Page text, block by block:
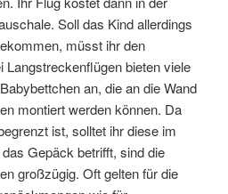
Soll das Kind allerdings
müsst ihr den
Langstreckenflügen bieten viele
an, die an die Wand
montiert werden können. Da
ist, solltet ihr diese im
Gepäck betrifft, sind die
großzügig. Oft gelten für die